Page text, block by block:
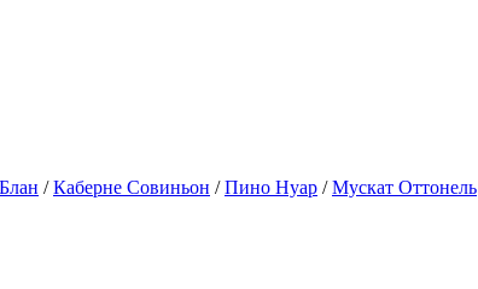
/Каберне Совиньон /Пино Нуар /Мускат Оттонель